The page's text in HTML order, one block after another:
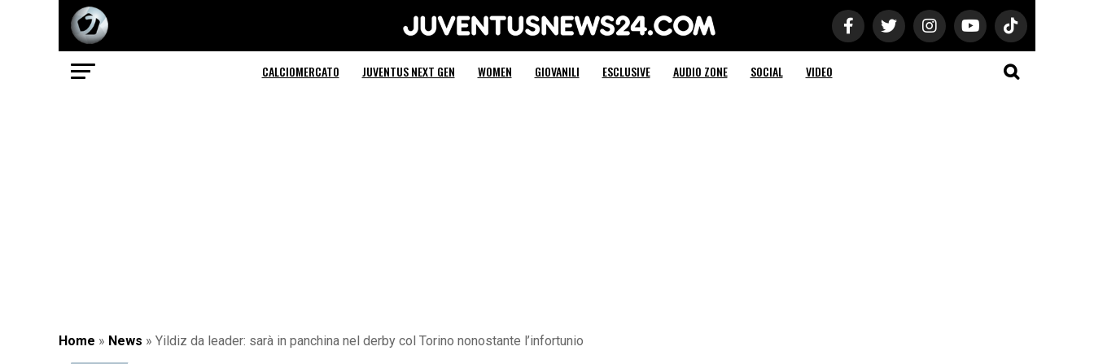
Juventus News 24
CALCIOMERCATO JUVENTUS NEXT GEN WOMEN GIOVANILI ESCLUSIVE AUDIO ZONE SOCIAL VIDEO
Home » News » Yildiz da leader: sarà in panchina nel derby col Torino nonostante l’infortunio